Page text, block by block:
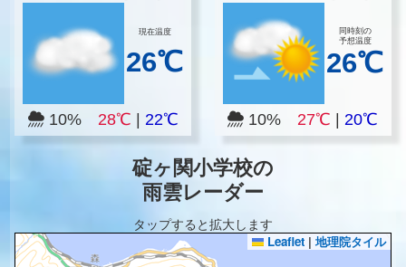
現在温度
26℃
10% 28℃ 22℃
同時刻の
予想温度
26℃
10%27℃ |20℃
碇ヶ関小学校の
雨雲レーダー
タップすると拡大します
Leaflet | 地理院タイル